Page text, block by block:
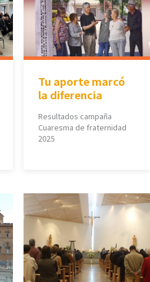
Alberto Hurtado
Tu aporte marcó
la diferencia
Resultados campaña
Cuaresma de fraternidad
2025